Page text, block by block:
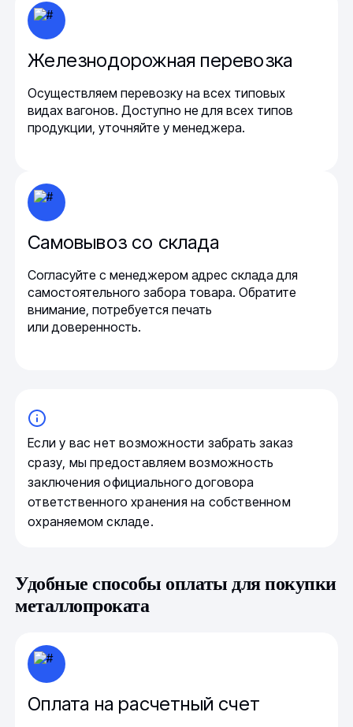
Железнодорожная перевозка
Осуществляем перевозку на всех типовых
видах вагонов. Доступно не для всех типов
продукции, уточняйте у менеджера.
Самовывоз со склада
Согласуйте с менеджером адрес склада для
самостоятельного забора товара. Обратите
внимание, потребуется печать
или доверенность.
Если у вас нет возможности забрать заказ
сразу, мы предоставляем возможность
заключения официального договора
ответственного хранения на собственном
охраняемом складе.
Удобные способы оплаты для покупки
металлопроката
Оплата на расчетный счет